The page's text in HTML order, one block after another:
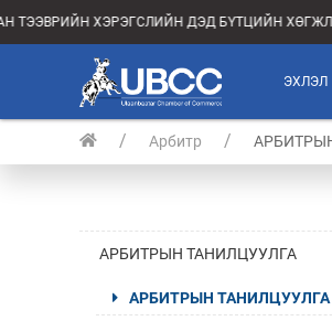
ТЭЭВРИЙН ХЭРЭГСЛИЙН ДЭД БҮТЦИЙН
ЭХЛЭЛ
Арбитр
АРБИТРЫН ТАНИЛЦУУЛГА
АРБИТРЫН ТАНИЛЦУУЛГА